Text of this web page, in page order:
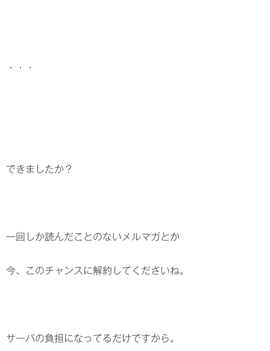
・・・
できましたか？
一回しか読んだことのないメルマガとか
今、このチャンスに解約してくださいね。
サーバの負担になってるだけですから。